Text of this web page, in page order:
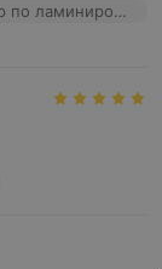
Белоусова П. - Бровист • Визажист • Мастер по ламинированию ресниц • Мастер перманентного макияжа